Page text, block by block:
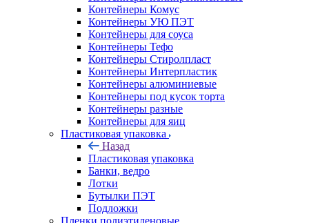
Контейнеры Комус
Контейнеры УЮ ПЭТ
Контейнеры для соуса
Контейнеры Тефо
Контейнеры Стиролпласт
Контейнеры Интерпластик
Контейнеры алюминиевые
Контейнеры под кусок торта
Контейнеры разные
Контейнеры для яиц
Пластиковая упаковка
Назад
Пластиковая упаковка
Банки, ведро
Лотки
Бутылки ПЭТ
Подложки
Пленки полиэтиленовые